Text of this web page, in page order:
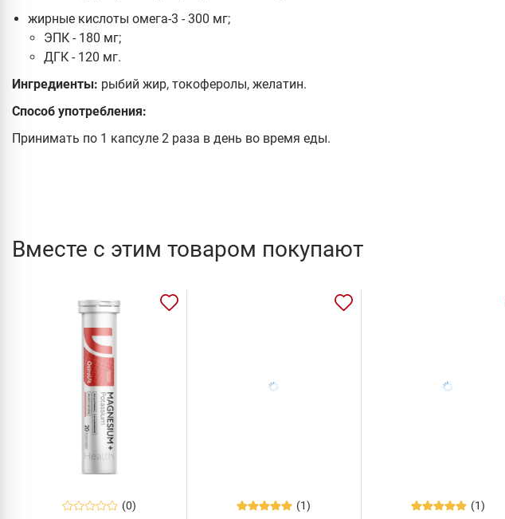
жирные кислоты омега-3 - 300 мг;
ЭПК - 180 мг;
ДГК - 120 мг.
Ингредиенты: рыбий жир, токоферолы, желатин.
Способ употребления:
Принимать по 1 капсуле 2 раза в день во время еды.
Вместе с этим товаром покупают
(0) (1) (1)